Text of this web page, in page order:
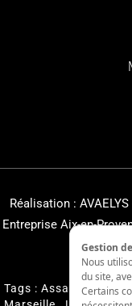
Gestion
Nous
du site,
Certains
Réalisation :
Entreprise Aix-en-
Tags :